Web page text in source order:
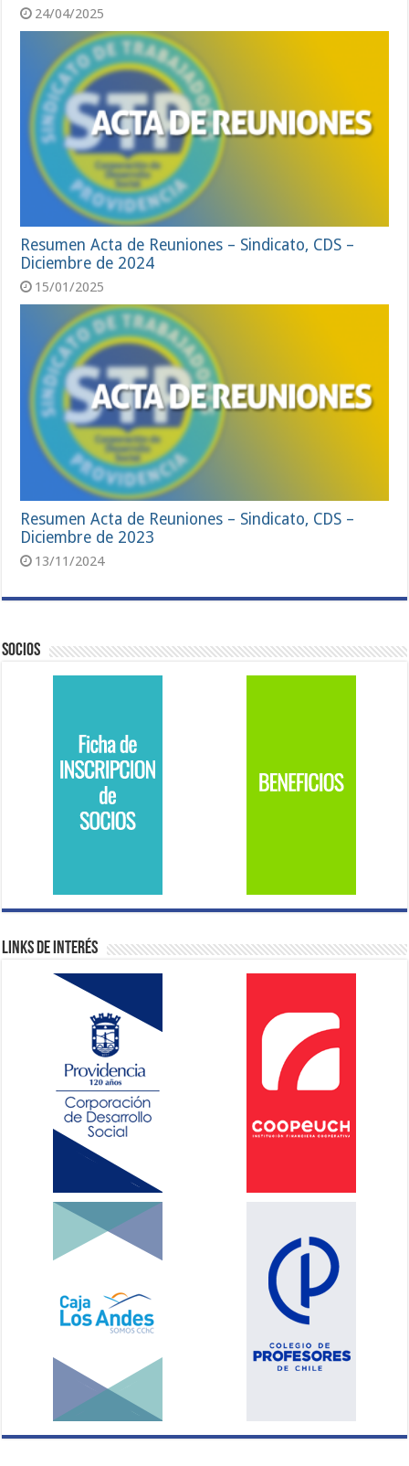
24/04/2025
Resumen Acta de Reuniones – Sindicato, CDS –
Diciembre de 2024
15/01/2025
Resumen Acta de Reuniones – Sindicato, CDS –
Diciembre de 2023
13/11/2024
Socios
Links de Interés